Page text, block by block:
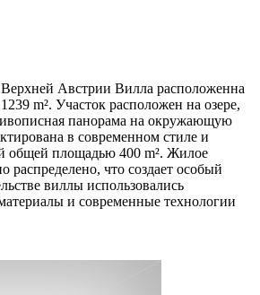
Австрии Вилла расположенна
m². Участок расположен на озере,
панорама на окружающую
в современном стиле и
общей площадью 400 m². Жилое
распределено, что создает особый
виллы использовались
и современные технологии